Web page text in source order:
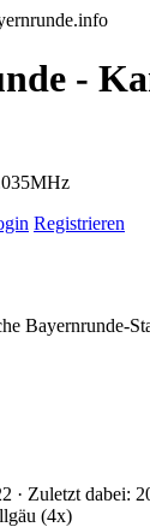
-
Registrieren
Bayernrunde-
· Zuletzt dabei:
(4x)